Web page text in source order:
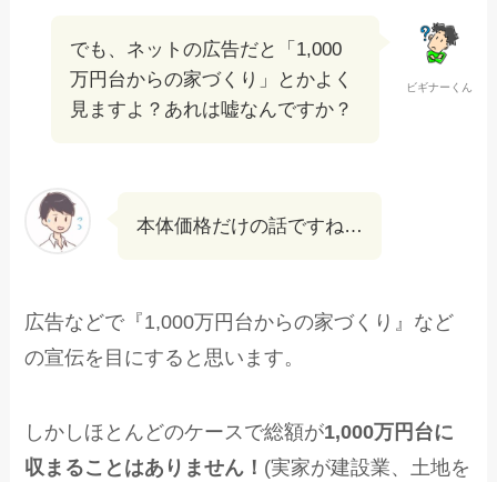
ビギナーくん
でも、ネットの広告だと「1,000
万円台からの家づくり」とかよく
見ますよ？あれは嘘なんですか？
本体価格だけの話ですね…
広告などで『1,000万円台からの家づくり』など
の宣伝を目にすると思います。
しかしほとんどのケースで総額が1,000万円台に
収まることはありません！ (実家が建設業、土地を